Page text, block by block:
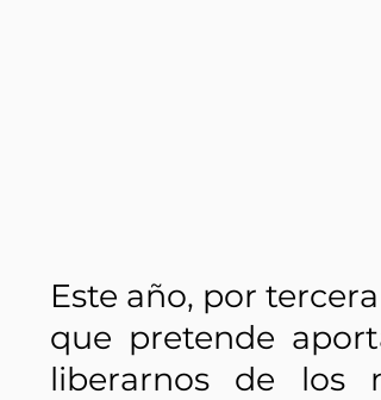
Este año, por
que pretende
liberarnos de los